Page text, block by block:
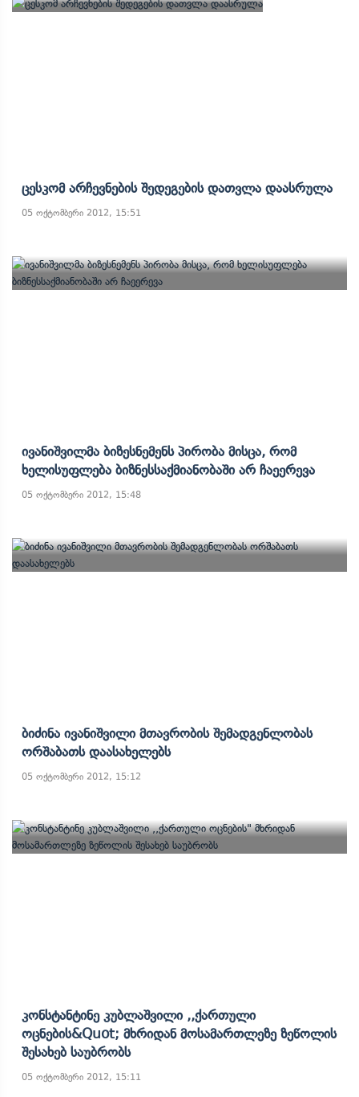
Ცესკომ Არჩევნების Შედეგების Დათვლა Დაასრულა
05 ოქტომბერი 2012, 15:51
Ივანიშვილმა Ბიზესნემენს Პირობა Მისცა, Რომ
Ხელისუფლება Ბიზნესსაქმიანობაში Არ Ჩაეერევა
05 ოქტომბერი 2012, 15:48
Ბიძინა Ივანიშვილი Მთავრობის Შემადგენლობას
Ორშაბათს Დაასახელებს
05 ოქტომბერი 2012, 15:12
Კონსტანტინე Კუბლაშვილი ,,ქართული
Ოცნების&quot; Მხრიდან Მოსამართლეზე Ზეწოლის
Შესახებ Საუბრობს
05 ოქტომბერი 2012, 15:11